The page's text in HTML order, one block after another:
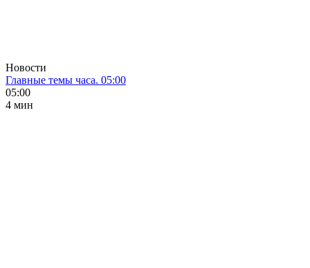
Новости
Главные темы часа. 05:00
05:00
4 мин